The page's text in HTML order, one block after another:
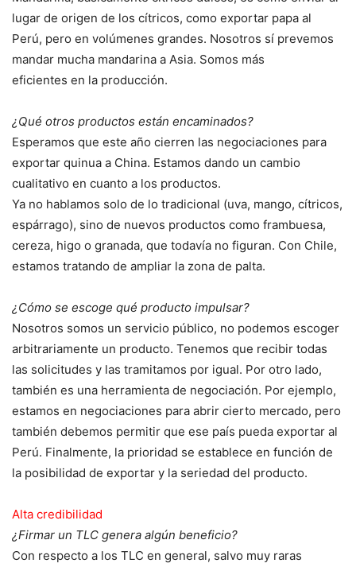
lugar de origen de los cítricos, como exportar papa al
Perú, pero en volúmenes grandes. Nosotros sí prevemos
mandar mucha mandarina a Asia. Somos más
eficientes en la producción.
¿Qué otros productos están encaminados?
Esperamos que este año cierren las negociaciones para
exportar quinua a China. Estamos dando un cambio
cualitativo en cuanto a los productos.
Ya no hablamos solo de lo tradicional (uva, mango, cítricos,
espárrago), sino de nuevos productos como frambuesa,
cereza, higo o granada, que todavía no figuran. Con Chile,
estamos tratando de ampliar la zona de palta.
¿Cómo se escoge qué producto impulsar?
Nosotros somos un servicio público, no podemos escoger
arbitrariamente un producto. Tenemos que recibir todas
las solicitudes y las tramitamos por igual. Por otro lado,
también es una herramienta de negociación. Por ejemplo,
estamos en negociaciones para abrir cierto mercado, pero
también debemos permitir que ese país pueda exportar al
Perú. Finalmente, la prioridad se establece en función de
la posibilidad de exportar y la seriedad del producto.
Alta credibilidad
¿Firmar un TLC genera algún beneficio?
Con respecto a los TLC en general, salvo muy raras